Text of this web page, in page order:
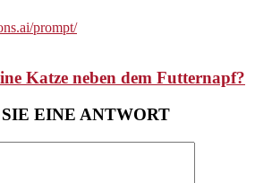
Katze neben dem Futternapf?
EINE ANTWORT